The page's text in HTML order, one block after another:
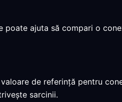
ajuta să compari o
de referință pentru
sarcinii.